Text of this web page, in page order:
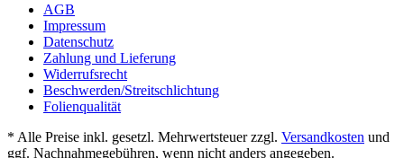
AGB
Impressum
Datenschutz
Zahlung und Lieferung
Widerrufsrecht
Beschwerden/Streitschlichtung
Folienqualität
* Alle Preise inkl. gesetzl. Mehrwertsteuer zzgl. Versandkosten und
ggf. Nachnahmegebühren, wenn nicht anders angegeben.